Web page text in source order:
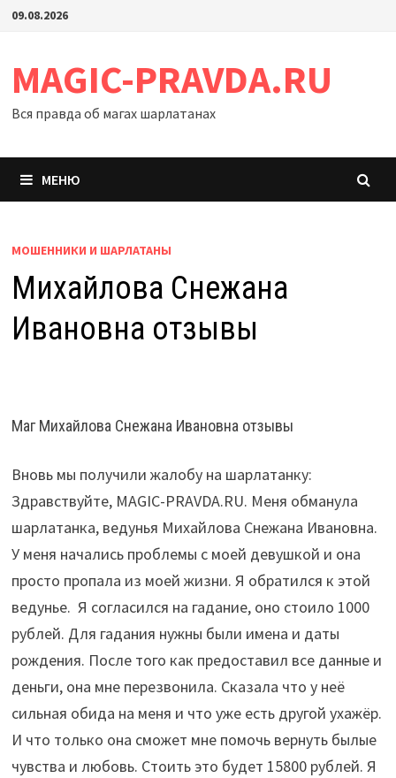
Перейти
09.08.2026
MAGIC-PRAVDA.RU
Вся правда об магах шарлатанах
МЕНЮ
МОШЕННИКИ И ШАРЛАТАНЫ
Михайлова Снежана
Ивановна отзывы
Маг Михайлова Снежана Ивановна отзывы
Вновь мы получили жалобу на шарлатанку:
Здравствуйте, MAGIC-PRAVDA.RU. Меня обманула
шарлатанка, ведунья Михайлова Снежана Ивановна.
У меня начались проблемы с моей девушкой и она
просто пропала из моей жизни. Я обратился к этой
ведунье. Я согласился на гадание, оно стоило 1000
рублей. Для гадания нужны были имена и даты
рождения. После того как предоставил все данные и
деньги, она мне перезвонила. Сказала что у неё
сильная обида на меня и что уже есть другой ухажёр.
И что только она сможет мне помочь вернуть былые
чувства и любовь. Стоить это будет 15800 рублей. Я